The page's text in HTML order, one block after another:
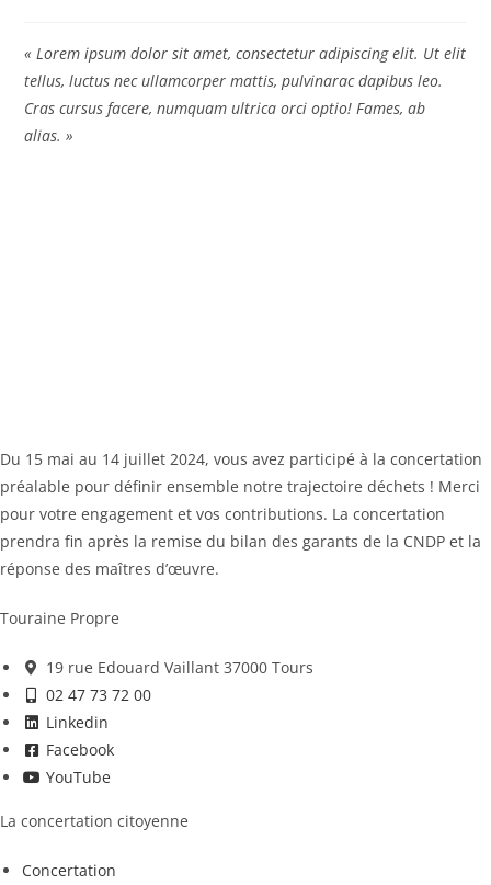
« Lorem ipsum dolor sit amet, consectetur adipiscing elit. Ut elit
tellus, luctus nec ullamcorper mattis, pulvinarac dapibus leo.
Cras cursus facere, numquam ultrica orci optio! Fames, ab
alias. »
Du 15 mai au 14 juillet 2024, vous avez participé à la concertation
préalable pour définir ensemble notre trajectoire déchets ! Merci
pour votre engagement et vos contributions. La concertation
prendra fin après la remise du bilan des garants de la CNDP et la
réponse des maîtres d’œuvre.
Touraine Propre
19 rue Edouard Vaillant 37000 Tours
02 47 73 72 00
Linkedin
Facebook
YouTube
La concertation citoyenne
Concertation